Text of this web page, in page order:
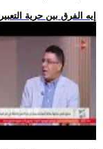
.. إيه الفرق بين حرية